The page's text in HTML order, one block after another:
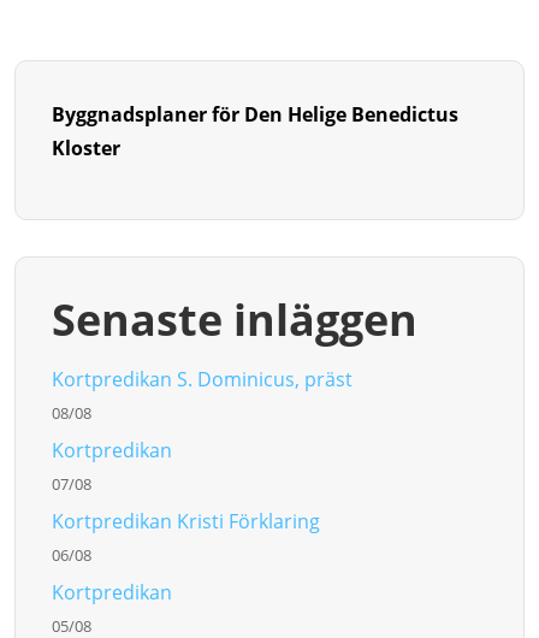
Byggnadsplaner för Den Helige Benedictus
Kloster
Senaste inläggen
Kortpredikan S. Dominicus, präst
08/08
Kortpredikan
07/08
Kortpredikan Kristi Förklaring
06/08
Kortpredikan
05/08